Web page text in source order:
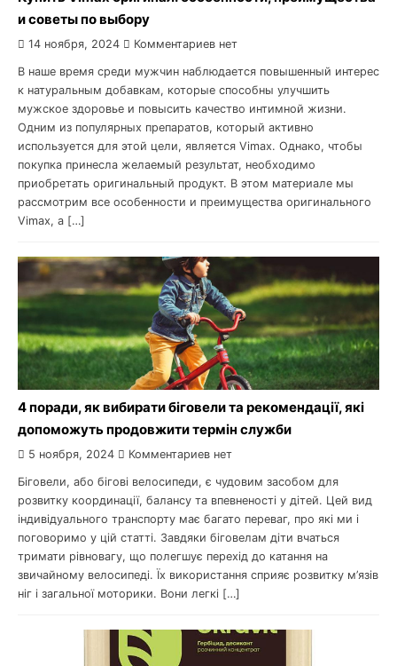
и советы по выбору
14 ноября, 2024 Комментариев нет
В наше время среди мужчин наблюдается повышенный интерес
к натуральным добавкам, которые способны улучшить
мужское здоровье и повысить качество интимной жизни.
Одним из популярных препаратов, который активно
используется для этой цели, является Vimax. Однако, чтобы
покупка принесла желаемый результат, необходимо
приобретать оригинальный продукт. В этом материале мы
рассмотрим все особенности и преимущества оригинального
Vimax, а […]
4 поради, як вибирати біговели та рекомендації, які
допоможуть продовжити термін служби
5 ноября, 2024 Комментариев нет
Біговели, або бігові велосипеди, є чудовим засобом для
розвитку координації, балансу та впевненості у дітей. Цей вид
індивідуального транспорту має багато переваг, про які ми і
поговоримо у цій статті. Завдяки біговелам діти вчаться
тримати рівновагу, що полегшує перехід до катання на
звичайному велосипеді. Їх використання сприяє розвитку м’язів
ніг і загальної моторики. Вони легкі […]